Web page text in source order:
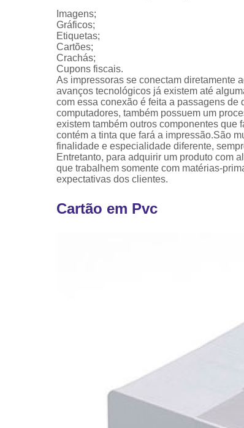
Imagens;
Gráficos;
Etiquetas;
Cartões;
Crachás;
Cupons fiscais.
As impressoras se conectam diretamente
avanços tecnológicos já existem até
com essa conexão é feita a passagens
computadores, também possuem um
existem também outros componentes que
contém a tinta que fará a impressão.São
finalidade e especialidade diferente,
Entretanto, para adquirir um produto com
que trabalhem somente com matérias-
expectativas dos clientes.
Cartão em Pvc